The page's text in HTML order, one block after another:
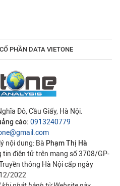
PHẦN DATA VIETONE
Đô, Cầu Giấy, Hà Nội.
cáo: 0913240779
nội dung: Bà Phạm Thị Hà
điện tử trên mạng số 3708/GP-
thông Hà Nội cấp ngày
2022